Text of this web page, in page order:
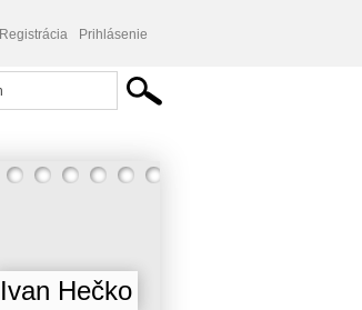
Registrácia Prihlásenie
Ivan Hečko